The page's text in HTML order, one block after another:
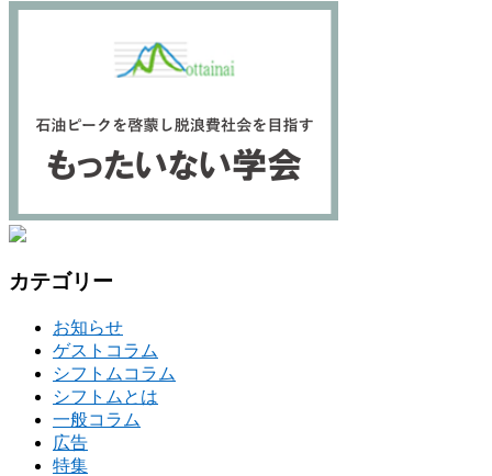
カテゴリー
お知らせ
ゲストコラム
シフトムコラム
シフトムとは
一般コラム
広告
特集